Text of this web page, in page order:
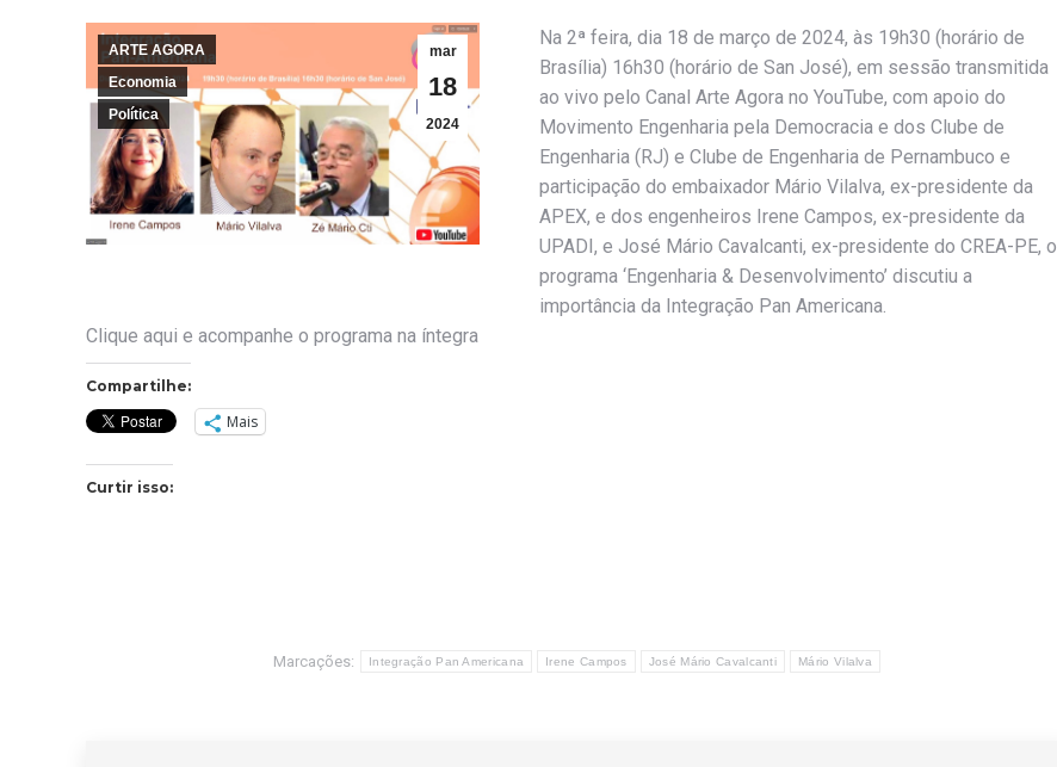
mar
18
2024
ARTE AGORA
Economia
Política
Na 2ª feira, dia 18 de março de 2024, às 19h30 (horário de
Brasília) 16h30 (horário de San José), em sessão transmitida
ao vivo pelo Canal Arte Agora no YouTube, com apoio do
Movimento Engenharia pela Democracia e dos Clube de
Engenharia (RJ) e Clube de Engenharia de Pernambuco e
participação do embaixador Mário Vilalva, ex-presidente da
APEX, e dos engenheiros Irene Campos, ex-presidente da
UPADI, e José Mário Cavalcanti, ex-presidente do CREA-PE, o
programa ‘Engenharia & Desenvolvimento’ discutiu a
importância da Integração Pan Americana.
Clique aqui e acompanhe o programa na íntegra
Compartilhe:
Mais
Curtir isso:
Marcações: Integração Pan Americana Irene Campos José Mário Cavalcanti Mário Vilalva